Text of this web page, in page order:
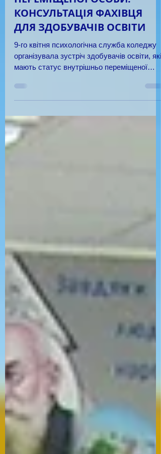
ПРАВА ВНУТРІШНЬО
ПЕРЕМІЩЕНОЇ ОСОБИ:
КОНСУЛЬТАЦІЯ ФАХІВЦЯ
ДЛЯ ЗДОБУВАЧІВ ОСВІТИ
9-го квітня психологічна служба коледжу
мають статус внутрішньо переміщеної
особи, із...